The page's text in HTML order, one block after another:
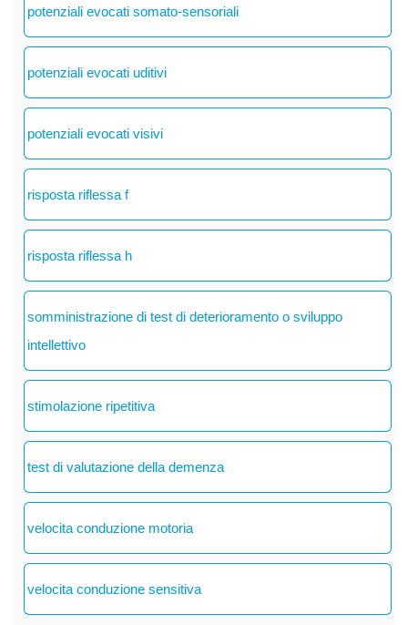
potenziali evocati somato-sensoriali
potenziali evocati uditivi
potenziali evocati visivi
risposta riflessa f
risposta riflessa h
somministrazione di test di deterioramento o sviluppo
intellettivo
stimolazione ripetitiva
test di valutazione della demenza
velocita conduzione motoria
velocita conduzione sensitiva